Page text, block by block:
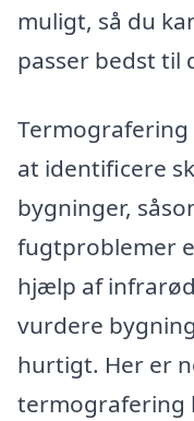
muligt, så du
passer bedst til
at identificere
bygninger,
fugtproblemer
hjælp af
vurdere
hurtigt. Her er
termografering